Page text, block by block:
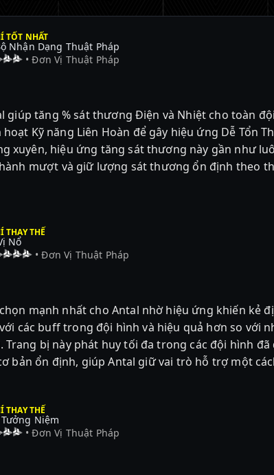
TỐT NHẤT
Nhận Dạng Thuật Pháp
• Đơn Vị Thuật Pháp
giúp tăng % sát thương Điện và Nhiệt cho toàn
Kỹ năng Liên Hoàn để gây hiệu ứng Dễ Tổn
xuyên, hiệu ứng tăng sát thương này gần như
mượt và giữ lượng sát thương ổn định theo
THAY THẾ
Nổ
• Đơn Vị Thuật Pháp
mạnh nhất cho Antal nhờ hiệu ứng khiến kẻ
các buff trong đội hình và hiệu quả hơn so với
bị này phát huy tối đa trong các đội hình
bản ổn định, giúp Antal giữ vai trò hỗ trợ một
THAY THẾ
Niệm
• Đơn Vị Thuật Pháp